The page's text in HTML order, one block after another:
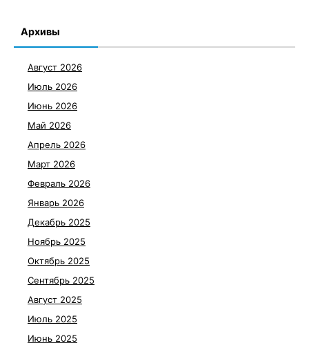
Архивы
Август 2026
Июль 2026
Июнь 2026
Май 2026
Апрель 2026
Март 2026
Февраль 2026
Январь 2026
Декабрь 2025
Ноябрь 2025
Октябрь 2025
Сентябрь 2025
Август 2025
Июль 2025
Июнь 2025